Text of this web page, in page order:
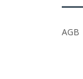
AGB